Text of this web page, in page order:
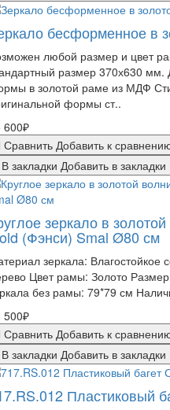
бесформенное в
любой размер и цвет
размер 370х630 мм.
в золотой раме из МДФ
формы ст..
600₽
Сравнить Добавить к
закладки Добавить в закладки
зеркало в
(Фэнси) Smal Ø80 см
зеркала:
Цвет рамы: Золото
без рамы: 79*79 см
500₽
Сравнить Добавить к
закладки Добавить в закладки
Пластиковый